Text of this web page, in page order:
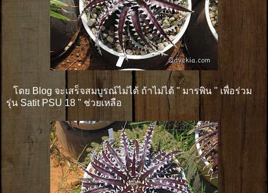
โดย Blog จะเสร็จสมบูรณ์ไม่ได้ ถ้าไม่ได้ " มารพิน " เพื่อร่วม
รุ่น Satit PSU 18 " ช่วยเหลือ